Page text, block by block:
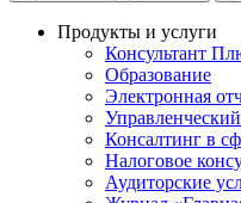
Продукты и услуги
Консультант
Образование
Электронная
Консалтинг в
Налоговое
Аудиторские